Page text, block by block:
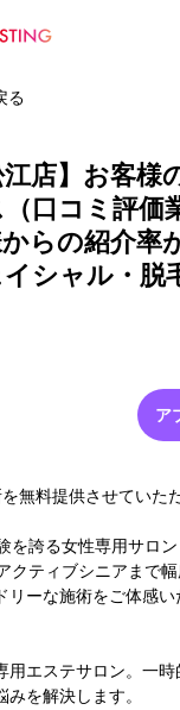
る
江店】お客様
口コミ評価
らの紹介率
シャル・脱
ア
無料提供させていた
を誇る女性専用サロ
クティブシニアまで
ーな施術をご体感い
エステサロン。一時
を解決します。